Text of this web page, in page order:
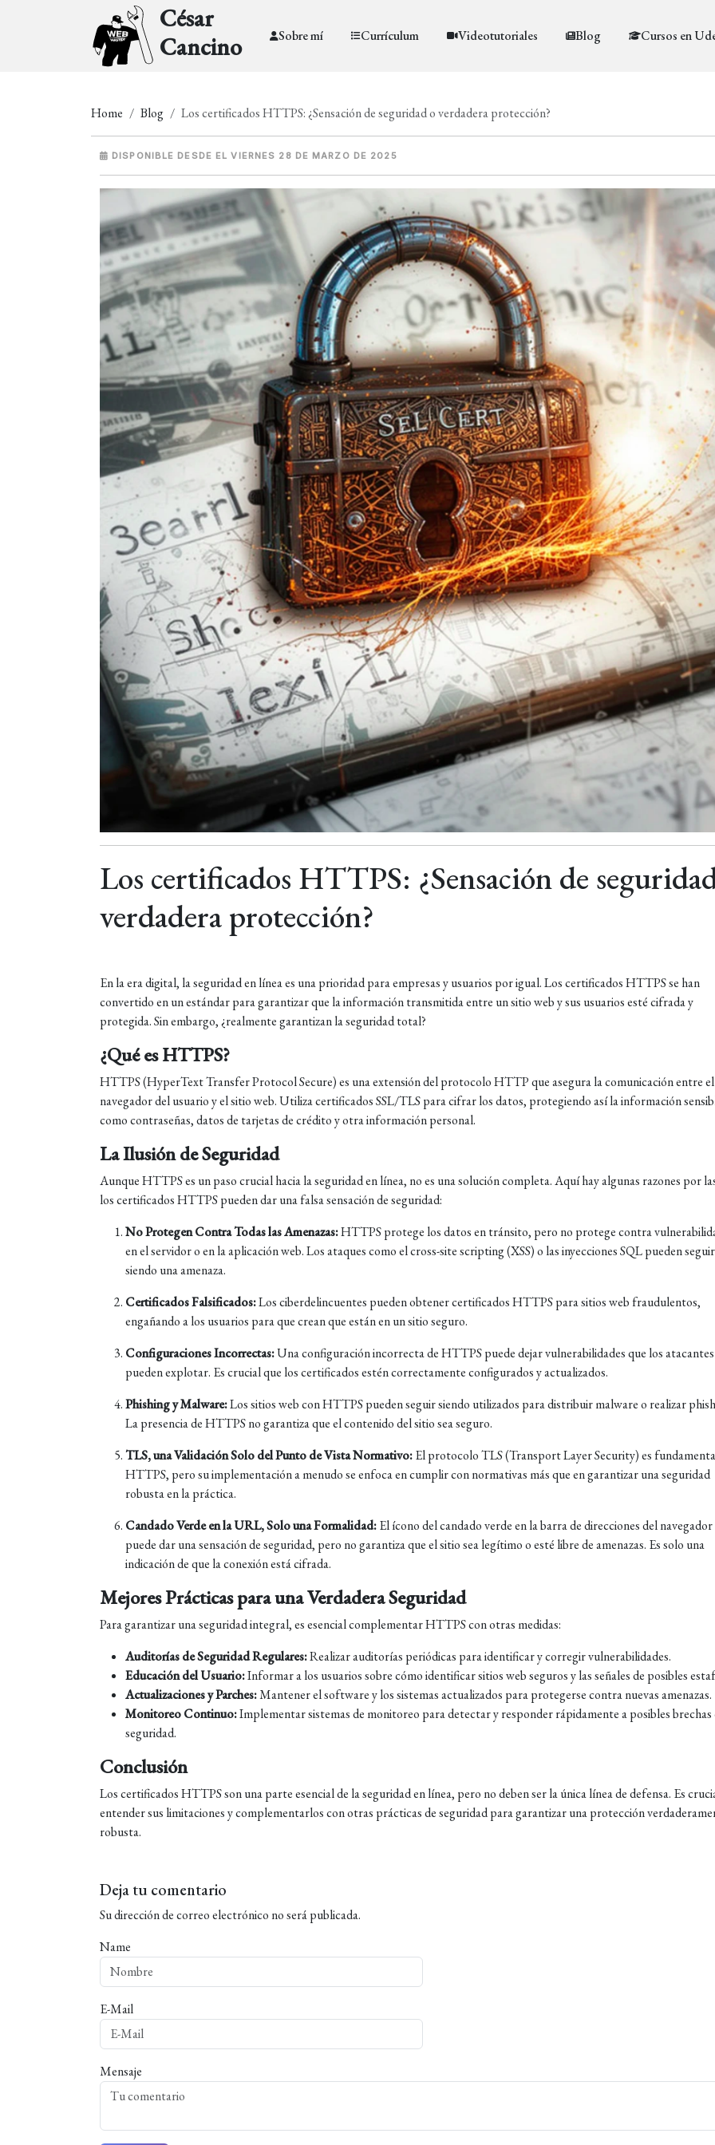
César
Cancino
Sobre mí Currículum Videotutoriales Blog Cursos en
Home Blog Los certificados HTTPS: ¿Sensación de seguridad o verdadera protección?
DISPONIBLE DESDE EL VIERNES 28 DE MARZO DE 2025
Los certificados HTTPS: ¿Sensación de
verdadera protección?
En la era digital, la seguridad en línea es una prioridad para empresas y usuarios por igual. Los certificados HTTPS se han
convertido en un estándar para garantizar que la información transmitida entre un sitio web y sus usuarios esté cifrada y
protegida. Sin embargo, ¿realmente garantizan la seguridad total?
¿Qué es HTTPS?
HTTPS (HyperText Transfer Protocol Secure) es una extensión del protocolo HTTP que asegura la comunicación entre el
navegador del usuario y el sitio web. Utiliza certificados SSL/TLS para cifrar los datos, protegiendo así la información
como contraseñas, datos de tarjetas de crédito y otra información personal.
La Ilusión de Seguridad
Aunque HTTPS es un paso crucial hacia la seguridad en línea, no es una solución completa. Aquí hay algunas razones por
los certificados HTTPS pueden dar una falsa sensación de seguridad:
No Protegen Contra Todas las Amenazas:HTTPS protege los datos en tránsito, pero no protege contra
en el servidor o en la aplicación web. Los ataques como el cross-site scripting (XSS) o las inyecciones SQL pueden seguir
siendo una amenaza.
Certificados Falsificados:Los ciberdelincuentes pueden obtener certificados HTTPS para sitios web fraudulentos,
engañando a los usuarios para que crean que están en un sitio seguro.
Configuraciones Incorrectas:Una configuración incorrecta de HTTPS puede dejar vulnerabilidades que los atacantes
pueden explotar. Es crucial que los certificados estén correctamente configurados y actualizados.
Phishing y Malware:Los sitios web con HTTPS pueden seguir siendo utilizados para distribuir malware o realizar
La presencia de HTTPS no garantiza que el contenido del sitio sea seguro.
TLS, una Validación Solo del Punto de Vista Normativo:El protocolo TLS (Transport Layer Security) es
HTTPS, pero su implementación a menudo se enfoca en cumplir con normativas más que en garantizar una seguridad
robusta en la práctica.
Candado Verde en la URL, Solo una Formalidad:El ícono del candado verde en la barra de direcciones del navegador
puede dar una sensación de seguridad, pero no garantiza que el sitio sea legítimo o esté libre de amenazas. Es solo una
indicación de que la conexión está cifrada.
Mejores Prácticas para una Verdadera Seguridad
Para garantizar una seguridad integral, es esencial complementar HTTPS con otras medidas:
Auditorías de Seguridad Regulares:Realizar auditorías periódicas para identificar y corregir vulnerabilidades.
Educación del Usuario:Informar a los usuarios sobre cómo identificar sitios web seguros y las señales de posibles
Actualizaciones y Parches:Mantener el software y los sistemas actualizados para protegerse contra nuevas amenazas.
Monitoreo Continuo:Implementar sistemas de monitoreo para detectar y responder rápidamente a posibles brechas
seguridad.
Conclusión
Los certificados HTTPS son una parte esencial de la seguridad en línea, pero no deben ser la única línea de defensa. Es
entender sus limitaciones y complementarlos con otras prácticas de seguridad para garantizar una protección
robusta.
Deja tu comentario
Su dirección de correo electrónico no será publicada.
Name
E-Mail
Mensaje